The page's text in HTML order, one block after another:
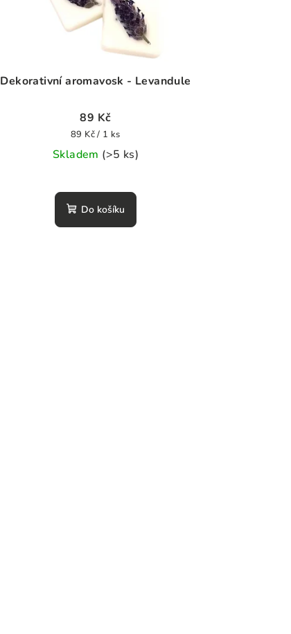
Dekorativní aromavosk - Levandule
89 Kč
Měrná
cena:
89 Kč / 1 ks
Skladem (>5 ks)
Do košíku